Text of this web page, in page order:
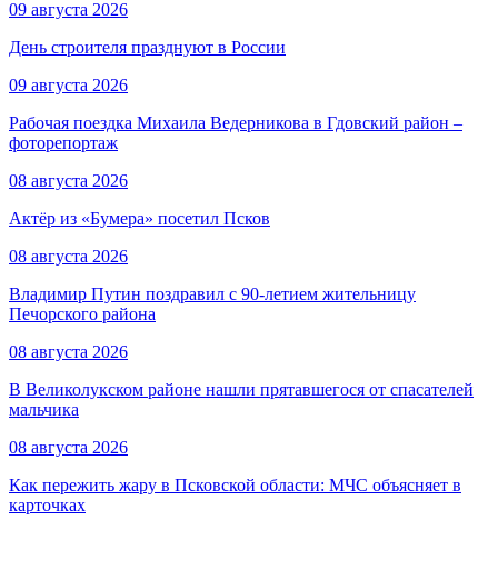
09 августа 2026
День строителя празднуют в России
09 августа 2026
Рабочая поездка Михаила Ведерникова в Гдовский район –
фоторепортаж
08 августа 2026
Актёр из «Бумера» посетил Псков
08 августа 2026
Владимир Путин поздравил с 90-летием жительницу
Печорского района
08 августа 2026
В Великолукском районе нашли прятавшегося от спасателей
мальчика
08 августа 2026
Как пережить жару в Псковской области: МЧС объясняет в
карточках